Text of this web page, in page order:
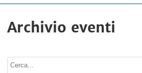
Archivio eventi